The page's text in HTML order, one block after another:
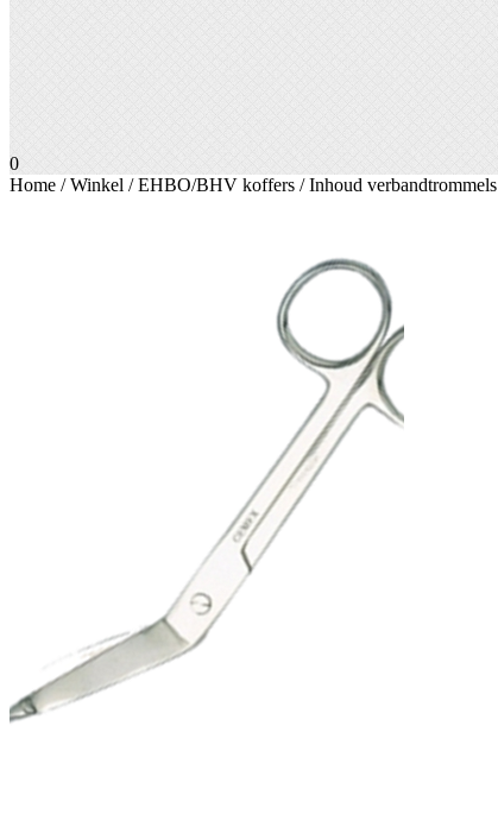
0
Home /Winkel /EHBO/BHV koffers /Inhoud verbandtrommels